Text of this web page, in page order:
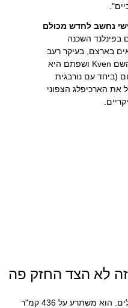
במאה ה-18 אנשים בפינלנד השכנה
בארצם, בעיקר רעב
ומלחמה. אנשים אלו קיבלו את השם Kven ושפתם היא
(ביחד עם נורבגית
את הארכיפלג הצפוני
האי Magerøya נמצא במוצא הפיורד לים. הוא משתרע על 436 קמ"ר